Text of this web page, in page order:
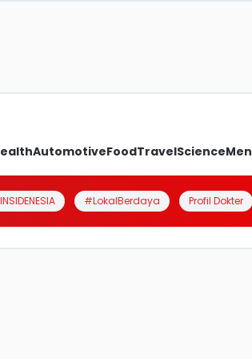
AutomotiveFoodTravelScienceMen
INSIDENESIA #LokalBerdaya Profil Dokter